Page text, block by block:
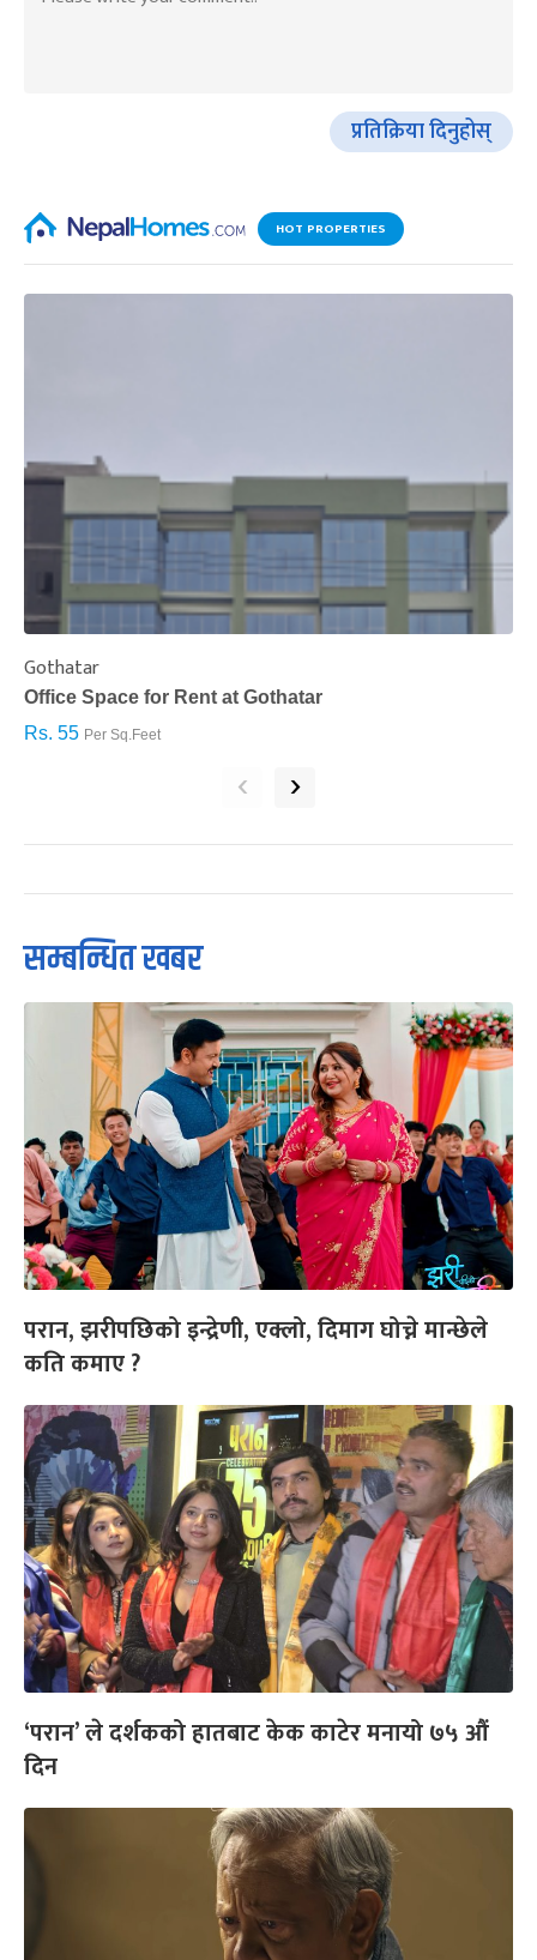
प्रतिक्रिया दिनुहोस्
HOT PROPERTIES
Gothatar
Office Space for Rent at Gothatar
Rs. 55 Per Sq.Feet
‹ ›
सम्बन्धित खबर
परान, झरीपछिको इन्द्रेणी, एक्लो, दिमाग घोच्ने मान्छेले
कति कमाए ?
‘परान’ ले दर्शकको हातबाट केक काटेर मनायो ७५ औं
दिन